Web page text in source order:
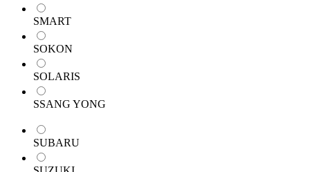
SMART
SOKON
SOLARIS
SSANG YONG
SUBARU